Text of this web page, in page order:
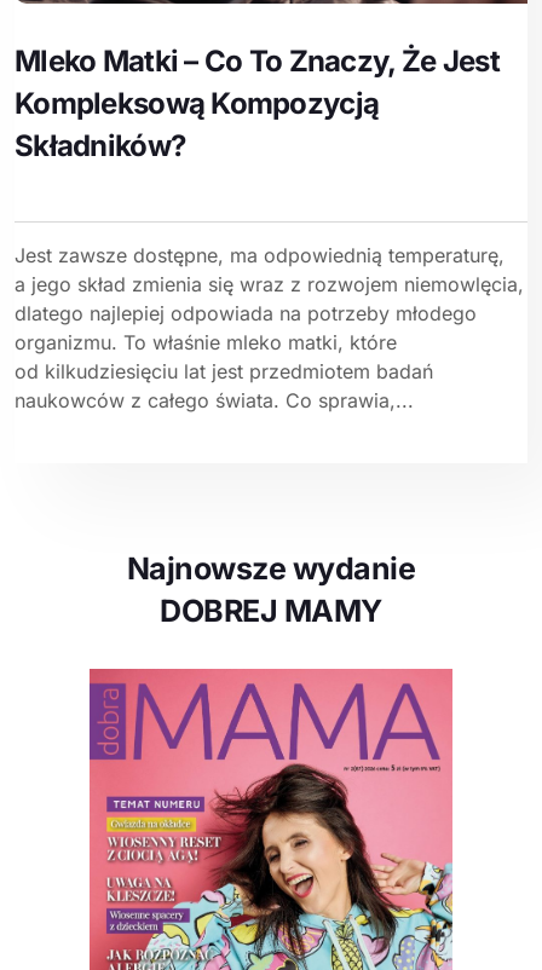
Mleko Matki – Co To Znaczy, Że Jest
Kompleksową Kompozycją
Składników?
Jest zawsze dostępne, ma odpowiednią temperaturę,
a jego skład zmienia się wraz z rozwojem niemowlęcia,
dlatego najlepiej odpowiada na potrzeby młodego
organizmu. To właśnie mleko matki, które
od kilkudziesięciu lat jest przedmiotem badań
naukowców z całego świata. Co sprawia,...
Najnowsze wydanie
DOBREJ MAMY